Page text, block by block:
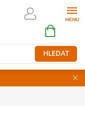
HLEDAT
NÁKUPNÍ
KOŠÍK